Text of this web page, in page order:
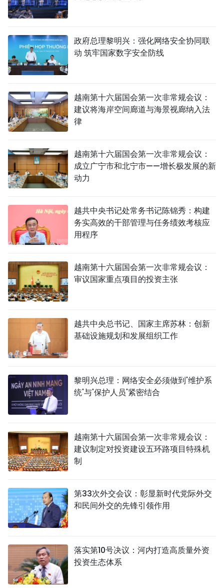
政府总理黎明兴：强化网络安全协同联
动 筑牢国家数字安全防线
越南第十六届国会第一次非常规会议：
建议将海岸空间廊道与海景视廊纳入法
律
越南第十六届国会第一次非常规会议：
成立广宁市和北宁市——增长极发展的新
动力
越共中央书记处常务书记陈锦秀：构建
务实高效的干部管理与任务绩效考核应
用程序
越南第十六届国会第一次非常规会议：
审议国家重点项目的投资主张
越共中央总书记、国家主席苏林：创新
基础设施规划和发展组织工作
黎明兴总理：网络安全必须做到'维护系
统'与'保护人员'紧密结合
越南第十六届国会第一次非常规会议：
建议制定对投资建设五环路项目特殊机
制
第33次外交会议：彰显新时代党际外交
和民间外交的先锋引领作用
落实第10号决议：河内打造高质量外资
投资生态体系